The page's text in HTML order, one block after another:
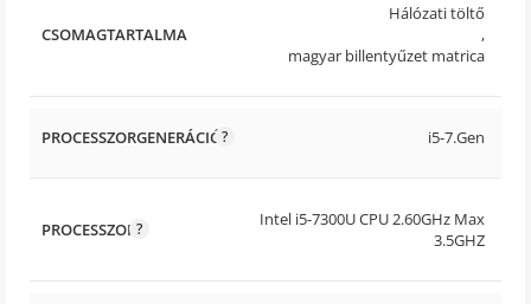
CSOMAGTARTALMA
Hálózati töltő
,
magyar billentyűzet matrica
PROCESSZORGENERÁCIÓ i5-7.Gen
PROCESSZOR
Intel i5-7300U CPU 2.60GHz Max
3.5GHZ